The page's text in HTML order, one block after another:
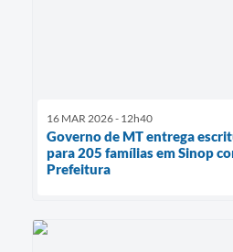
16 MAR 2026 - 12h40
Governo de MT entrega
para 205 famílias em Sinop
Prefeitura